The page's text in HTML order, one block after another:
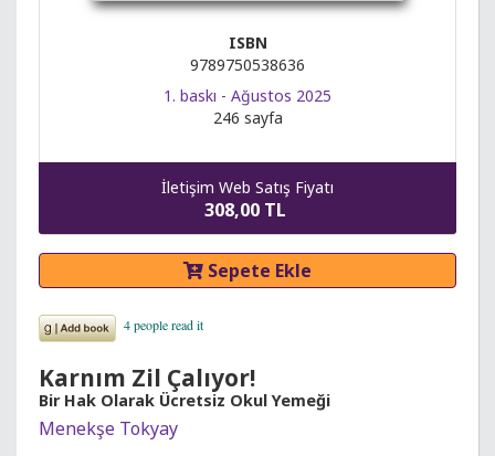
ISBN
9789750538636
1. baskı - Ağustos 2025
246 sayfa
İletişim Web Satış Fiyatı
308,00 TL
Sepete Ekle
Karnım Zil Çalıyor!
Bir Hak Olarak Ücretsiz Okul Yemeği
Menekşe Tokyay